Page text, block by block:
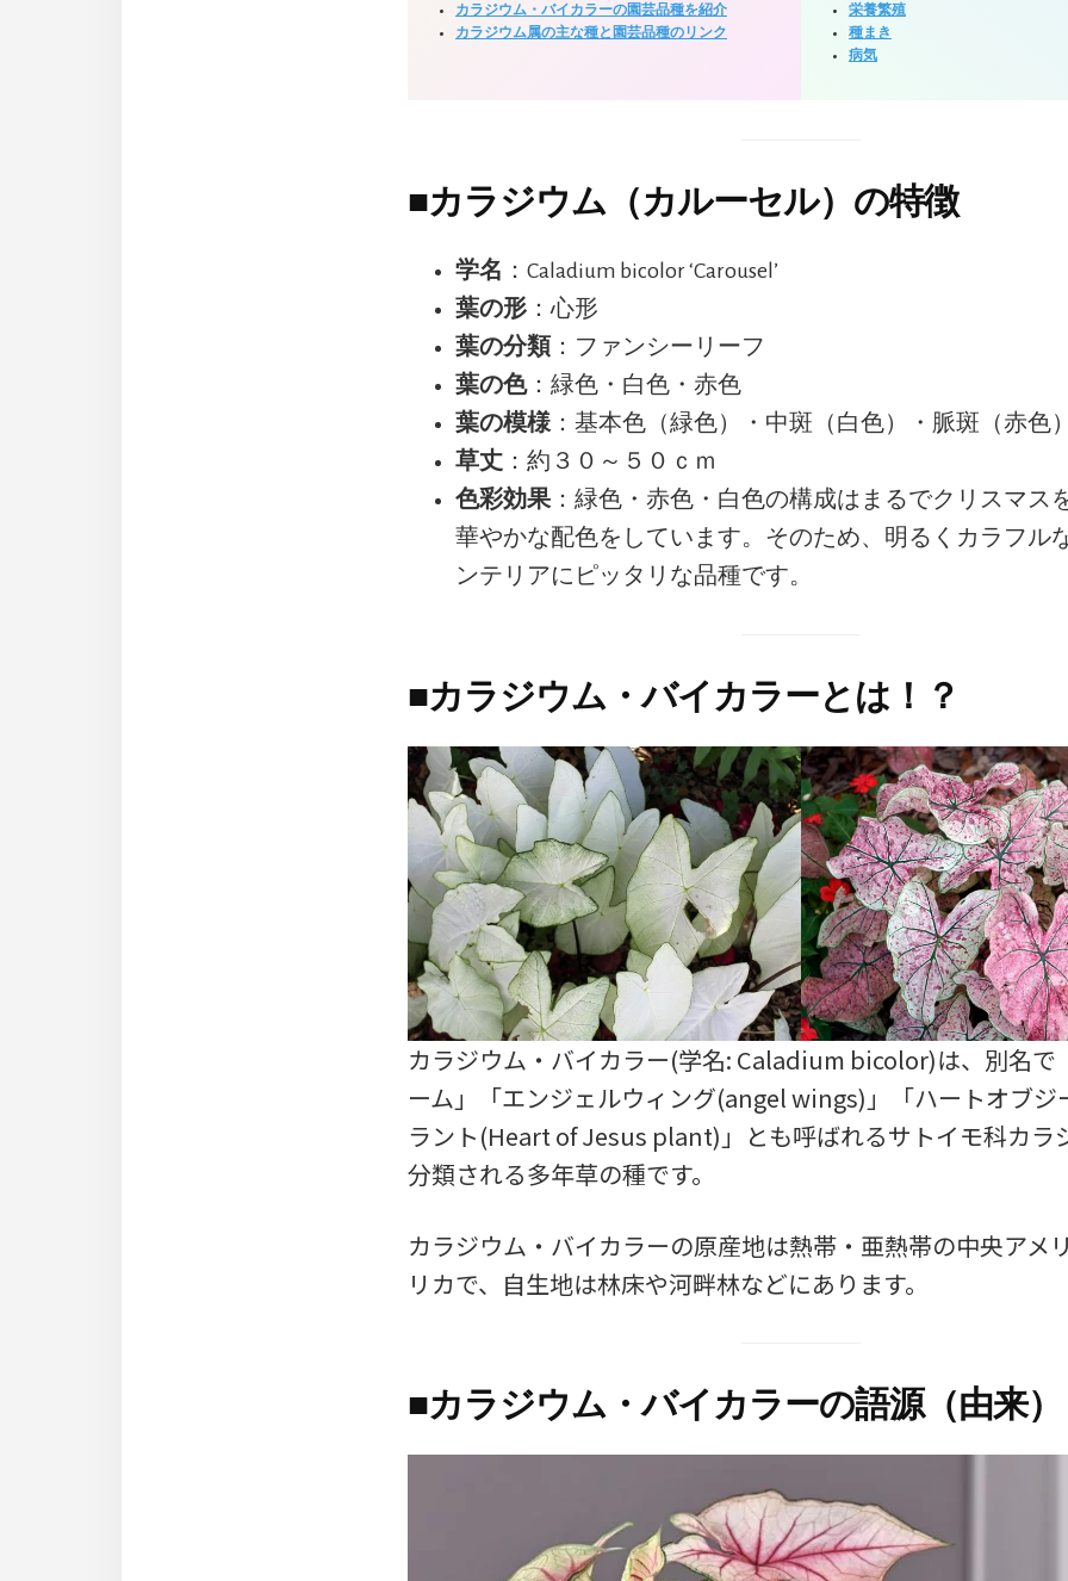
カラジウム・バイカラーの園芸品種を紹介
カラジウム属の主な種と園芸品種のリンク
栄養繁殖
種まき
病気
■カラジウム（カルーセル）の特徴
学名 ：Caladium bicolor ‘Carousel’
葉の形 ：心形
葉の分類 ：ファンシーリーフ
葉の色：緑色・白色・赤色
葉の模様 ：基本色（緑色）・中斑（白色）・脈斑（赤色
草丈 ：約３０～５０ｃｍ
色彩効果 ：緑色・赤色・白色の構成はまるでクリスマス
華やかな配色をしています。そのため、明るくカラフル
ンテリアにピッタリな品種です。
■カラジウム・バイカラーとは！？
カラジウム・バイカラー(学名: Caladium bicolor)は、別名で
ーム」「エンジェルウィング(angel wings)」「ハートオブジ
ラント(Heart of Jesus plant)」とも呼ばれるサトイモ科カラ
分類される多年草の種です。
カラジウム・バイカラーの原産地は熱帯・亜熱帯の中央アメ
リカで、自生地は林床や河畔林などにあります。
■カラジウム・バイカラーの語源（由来）